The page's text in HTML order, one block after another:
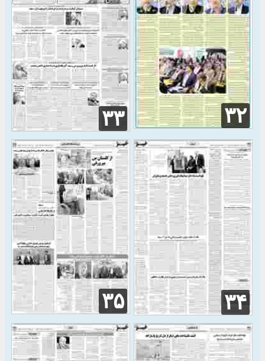
۳۲ ۳۳
۳۴ ۳۵